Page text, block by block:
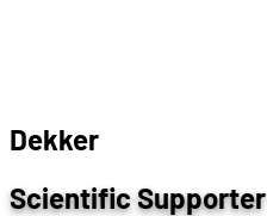
Dekker
Scientific Supporter